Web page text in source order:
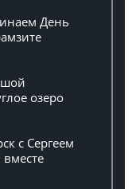
День
озеро
с Сергеем